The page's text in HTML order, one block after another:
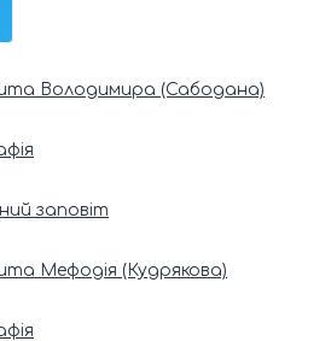
Володимира (Сабодана)
заповіт
Мефодія (Кудрякова)